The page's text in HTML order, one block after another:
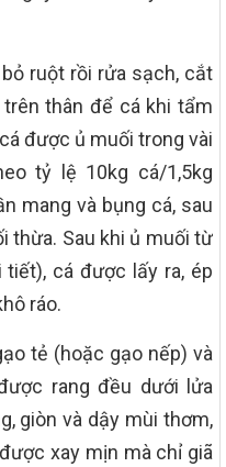
ruột rồi rửa sạch, cắt
thân để cá khi tẩm
được ủ muối trong vài
tỷ lệ 10kg cá/1,5kg
mang và bụng cá, sau
thừa. Sau khi ủ muối từ
cá được lấy ra, ép
ráo.
tẻ (hoặc gạo nếp) và
rang đều dưới lửa
giòn và dậy mùi thơm,
xay mịn mà chỉ giã